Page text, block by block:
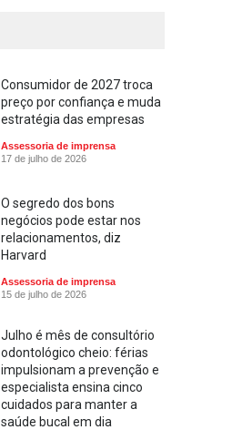
Consumidor de 2027 troca
preço por confiança e muda
estratégia das empresas
Assessoria de imprensa
17 de julho de 2026
O segredo dos bons
negócios pode estar nos
relacionamentos, diz
Harvard
Assessoria de imprensa
15 de julho de 2026
Julho é mês de consultório
odontológico cheio: férias
impulsionam a prevenção e
especialista ensina cinco
cuidados para manter a
saúde bucal em dia